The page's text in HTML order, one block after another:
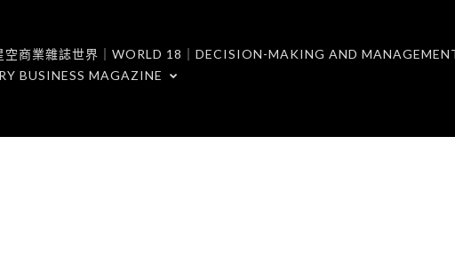
空商業雜誌世界｜WORLD 18｜DECISION-MAKING AND
BUSINESS MAGAZINE